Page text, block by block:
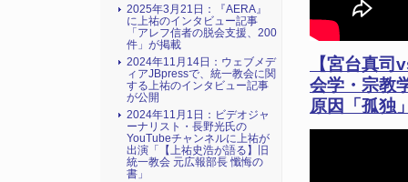
【宮台真
会学・宗教
原因「孤独
2025年3月21日：『AERA』
に上祐のインタビュー記事
「アレフ信者の脱会支援、200
件」が掲載
2024年11月14日：ウェブメデ
ィアJBpressで、統一教会に関
する上祐のインタビュー記事
が公開
2024年11月1日：ビデオジャ
ーナリスト・長野光氏の
YouTubeチャンネルに上祐が
出演「【上祐史浩が語る】旧
統一教会 元広報部長 懺悔の
書」